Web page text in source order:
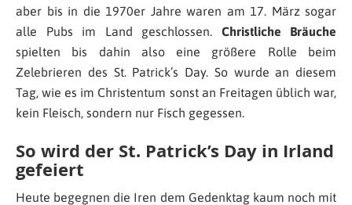
aber bis in die 1970er Jahre waren am 17. März sogar
alle Pubs im Land geschlossen. Christliche Bräuche
spielten bis dahin also eine größere Rolle beim
Zelebrieren des St. Patrick’s Day. So wurde an diesem
Tag, wie es im Christentum sonst an Freitagen üblich war,
kein Fleisch, sondern nur Fisch gegessen.
So wird der St. Patrick’s Day in Irland
gefeiert
Heute begegnen die Iren dem Gedenktag kaum noch mit